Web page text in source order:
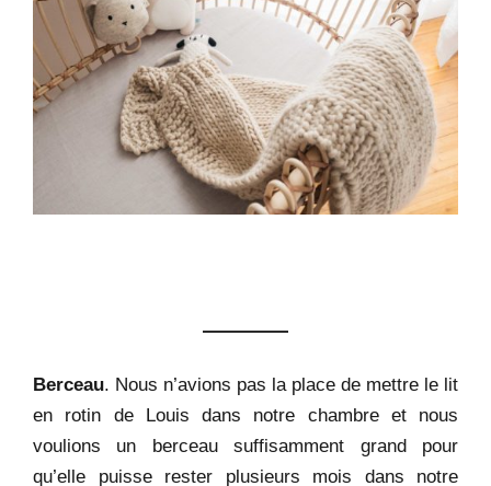
Berceau. Nous n’avions pas la place de mettre le lit
en rotin de Louis dans notre chambre et nous
voulions un berceau suffisamment grand pour
qu’elle puisse rester plusieurs mois dans notre